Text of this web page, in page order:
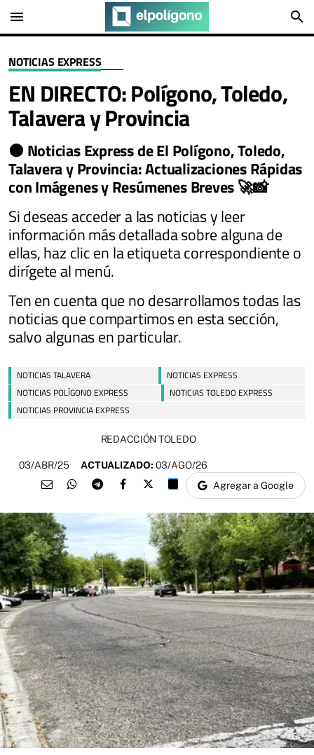
menu search
NOTICIAS EXPRESS
EN DIRECTO: Polígono, Toledo,
Talavera y Provincia
🟠 Noticias Express de El Polígono, Toledo,
Talavera y Provincia:Actualizaciones Rápidas
con Imágenes y Resúmenes Breves​ 🚀📸
Si deseas acceder a las noticias y leer
información más detallada sobre alguna de
ellas, haz clic en la etiqueta correspondiente o
dirígete al menú.
Ten en cuenta que no desarrollamos todas las
noticias que compartimos en esta sección,
salvo algunas en particular.
NOTICIAS TALAVERA
NOTICIAS EXPRESS
NOTICIAS POLÍGONO EXPRESS
NOTICIAS TOLEDO EXPRESS
NOTICIAS PROVINCIA EXPRESS
REDACCIÓN TOLEDO
03/ABR/25 ACTUALIZADO: 03/AGO/26
Agregar a Google